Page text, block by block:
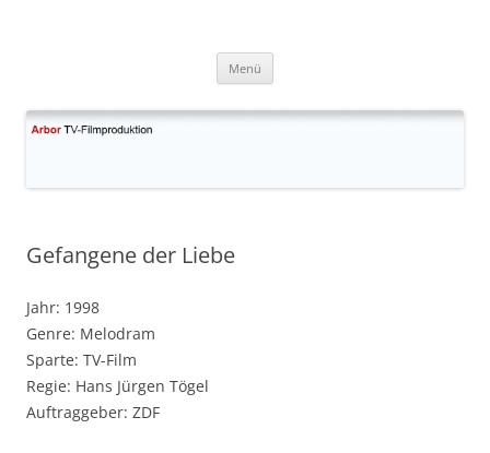
Menü
Gefangene der Liebe
Jahr: 1998
Genre: Melodram
Sparte: TV-Film
Regie: Hans Jürgen Tögel
Auftraggeber: ZDF